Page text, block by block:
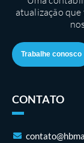
atualização que
Trabalhe conosco
CONTATO